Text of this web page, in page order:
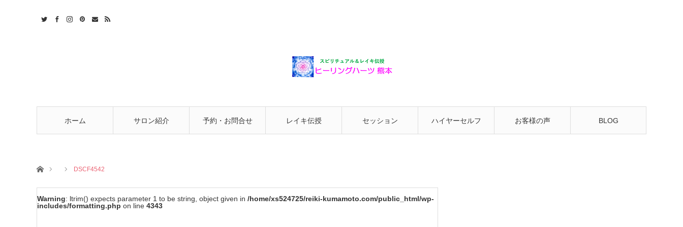
ホーム サロン紹介 予約・お問合せ レイキ伝授 セッション ハイヤーセルフ お客様の声 BLOG
ホーム DSCF4542
Warning: ltrim() expects parameter 1 to be string, object given in /home/xs524725/reiki-kumamoto.com/public_html/wp-
includes/formatting.php on line 4343